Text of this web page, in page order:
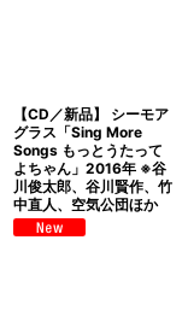
【CD／新品】 シーモア
グラス「Sing More
Songs もっとうたって
よちゃん」2016年 ※谷
川俊太郎、谷川賢作、竹
中直人、空気公団ほか